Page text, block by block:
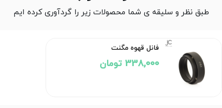
طبق نظر و سلیقه ی شما محصولات زیر را گردآوری کرده ایم
فانل قهوه مگنت
338,000 تومان